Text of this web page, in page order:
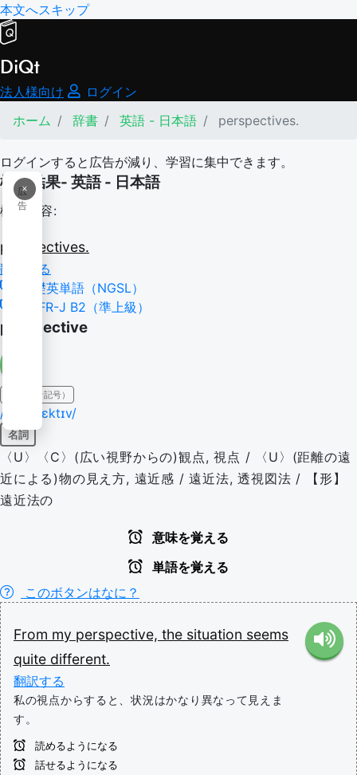
本文へスキップ
DiQt
法人様向け
ログイン
ホーム
辞書 英語 - 日本語 perspectives.
ログインすると広告が減り、学習に集中できます。
×
広
告
検索結果- 英語 - 日本語
検索内容:
perspectives.
翻訳する
基礎英単語（NGSL）
CEFR-J B2（準上級）
perspective
IPA（発音記号）
/pərˈspɛktɪv/
名詞
〈U〉〈C〉(広い視野からの)観点, 視点 / 〈U〉(距離の遠
近による)物の見え方, 遠近感 / 遠近法, 透視図法 / 【形】
遠近法の
意味を覚える
単語を覚える
このボタンはなに？
From my perspective, the situation seems
quite different.
翻訳する
私の視点からすると、状況はかなり異なって見えま
す。
読めるようになる
話せるようになる